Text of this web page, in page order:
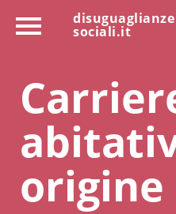
disuguaglianze
sociali.it
origine